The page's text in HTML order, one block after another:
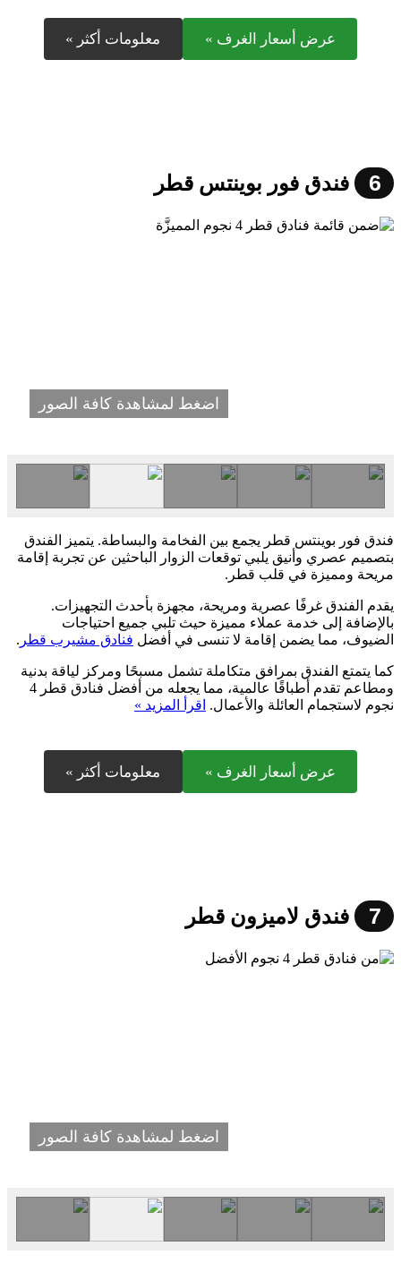
عرض أسعار الغرف » معلومات أكثر »
6 فندق فور بوينتس قطر
اضغط لمشاهدة كافة الصور
فندق فور بوينتس قطر يجمع بين الفخامة والبساطة. يتميز الفندق
بتصميم عصري وأنيق يلبي توقعات الزوار الباحثين عن تجربة إقامة
مريحة ومميزة في قلب قطر.
يقدم الفندق غرفًا عصرية ومريحة، مجهزة بأحدث التجهيزات.
بالإضافة إلى خدمة عملاء مميزة حيث تلبي جميع احتياجات
الضيوف، مما يضمن إقامة لا تنسى في أفضل فنادق مشيرب قطر .
كما يتمتع الفندق بمرافق متكاملة تشمل مسبحًا ومركز لياقة بدنية
ومطاعم تقدم أطباقًا عالمية، مما يجعله من أفضل فنادق قطر 4
نجوم لاستجمام العائلة والأعمال. اقرأ المزيد »
عرض أسعار الغرف » معلومات أكثر »
7 فندق لاميزون قطر
اضغط لمشاهدة كافة الصور